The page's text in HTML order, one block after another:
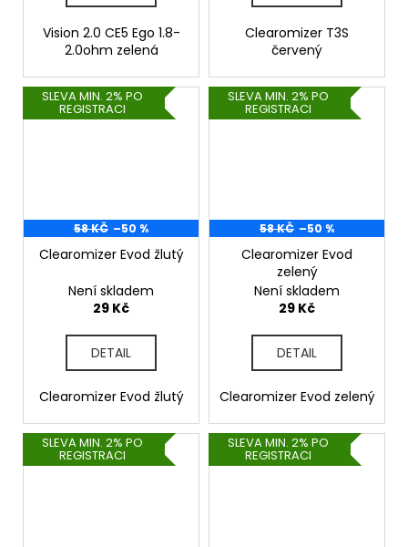
Vision 2.0 CE5 Ego 1.8-
2.0ohm zelená
Clearomizer T3S
červený
SLEVA MIN. 2% PO
REGISTRACI
58 KČ –50 %
Clearomizer Evod žlutý
Není skladem
29 Kč
DETAIL
Clearomizer Evod žlutý
SLEVA MIN. 2% PO
REGISTRACI
58 KČ –50 %
Clearomizer Evod
zelený
Není skladem
29 Kč
DETAIL
Clearomizer Evod zelený
SLEVA MIN. 2% PO
REGISTRACI
SLEVA MIN. 2% PO
REGISTRACI